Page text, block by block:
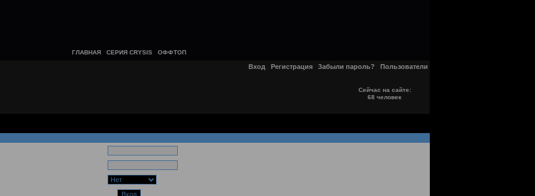
ГЛАВНАЯ СЕРИЯ CRYSIS ОФФТОП
Вход Регистрация Забыли пароль? Пользователи
Сейчас на сайте:
68 человек